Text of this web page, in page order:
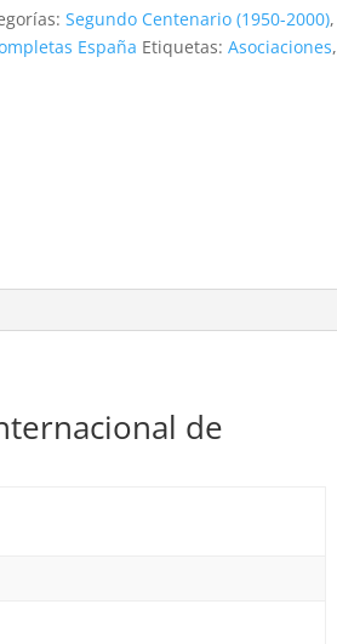
Segundo Centenario (1950-2000),
España Etiquetas:Asociaciones,
de